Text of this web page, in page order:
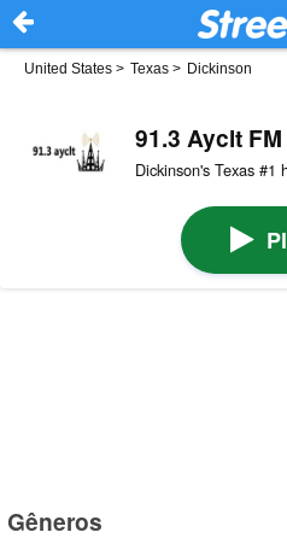
United States > Texas > Dickinson
91.3 Ayclt FM
Dickinson's Texas #1
Gêneros